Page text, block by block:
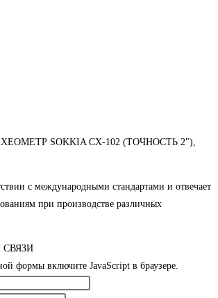
SOKKIA CX-102 (ТОЧНОСТЬ 2"),
с международными стандартами и отвечает
при производстве различных
формы включите JavaScript в браузере.